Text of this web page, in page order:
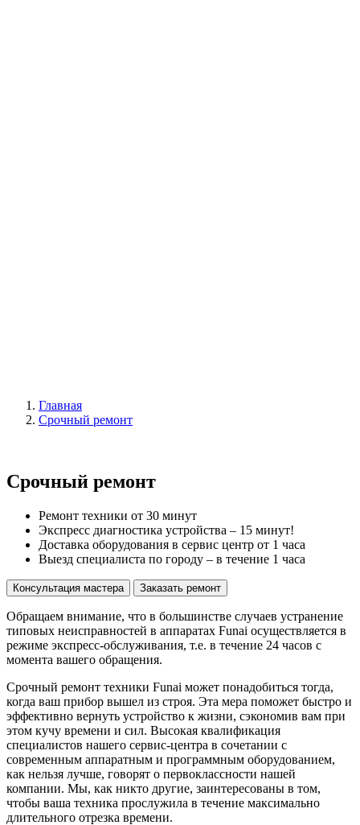
Главная
Срочный ремонт
Срочный ремонт
Ремонт техники от 30 минут
Экспресс диагностика устройства – 15 минут!
Доставка оборудования в сервис центр от 1 часа
Выезд специалиста по городу – в течение 1 часа
Консультация мастера Заказать ремонт
Обращаем внимание, что в большинстве случаев устранение
типовых неисправностей в аппаратах Funai осуществляется в
режиме экспресс-обслуживания, т.е. в течение 24 часов с
момента вашего обращения.
Срочный ремонт техники Funai может понадобиться тогда,
когда ваш прибор вышел из строя. Эта мера поможет быстро и
эффективно вернуть устройство к жизни, сэкономив вам при
этом кучу времени и сил. Высокая квалификация
специалистов нашего сервис-центра в сочетании с
современным аппаратным и программным оборудованием,
как нельзя лучше, говорят о первоклассности нашей
компании. Мы, как никто другие, заинтересованы в том,
чтобы ваша техника прослужила в течение максимально
длительного отрезка времени.